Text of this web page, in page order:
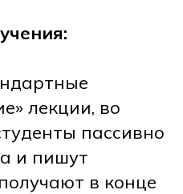
лекции, во
пассивно
и пишут
в конце